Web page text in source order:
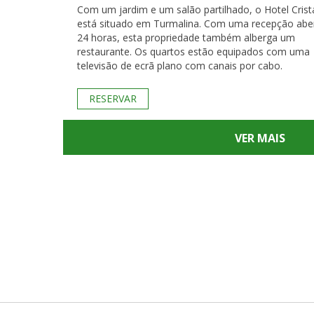
Com um jardim e um salão partilhado, o Hotel
está situado em Turmalina. Com uma recepção
24 horas, esta propriedade também alberga um
restaurante. Os quartos estão equipados com uma
televisão de ecrã plano com canais por cabo.
RESERVAR
VER MAIS